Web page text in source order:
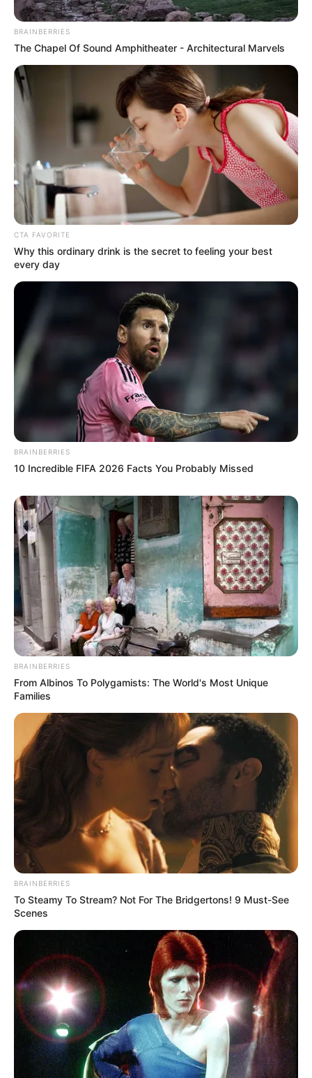
BRAINBERRIES
The Chapel Of Sound Amphitheater - Architectural Marvels
CTA FAVORITE
Why this ordinary drink is the secret to feeling your best
every day
BRAINBERRIES
10 Incredible FIFA 2026 Facts You Probably Missed
BRAINBERRIES
From Albinos To Polygamists: The World's Most Unique
Families
BRAINBERRIES
To Steamy To Stream? Not For The Bridgertons! 9 Must-See
Scenes